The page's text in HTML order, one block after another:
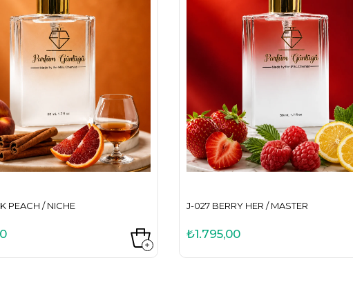
PEACH / NICHE J-027 BERRY HER / MASTER
₺1.795,00